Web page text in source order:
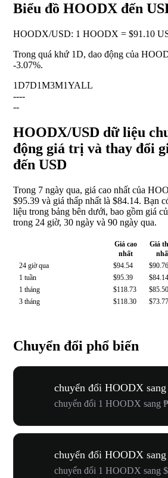
Biểu đồ HOODX đến
HOODX/USD: 1 HOODX = $91.10
Trong quá khứ 1D, dao động của
-3.07%.
1D7D1M3M1YALL
----
--
HOODX/USD dữ liệu
động giá trị và thay đổi
đến USD
Trong 7 ngày qua, giá cao nhất của
$95.39 và giá thấp nhất là $84.14. Bạn
liệu trong bảng bên dưới, bao gồm giá
trong 24 giờ, 30 ngày và 90 ngày qua.
Giá cao
nhất
Giá
24 giờ qua
$94.54 $90.76
1 tuần
$95.39 $84.14
1 tháng
$118.73 $85.50
3 tháng
$118.30 $73.77
Chuyển đổi phổ biến
chuyển đổi HOODX
chuyển đổi 1 HOODX sang
chuyển đổi HOODX
chuyển đổi 1 HOODX sang